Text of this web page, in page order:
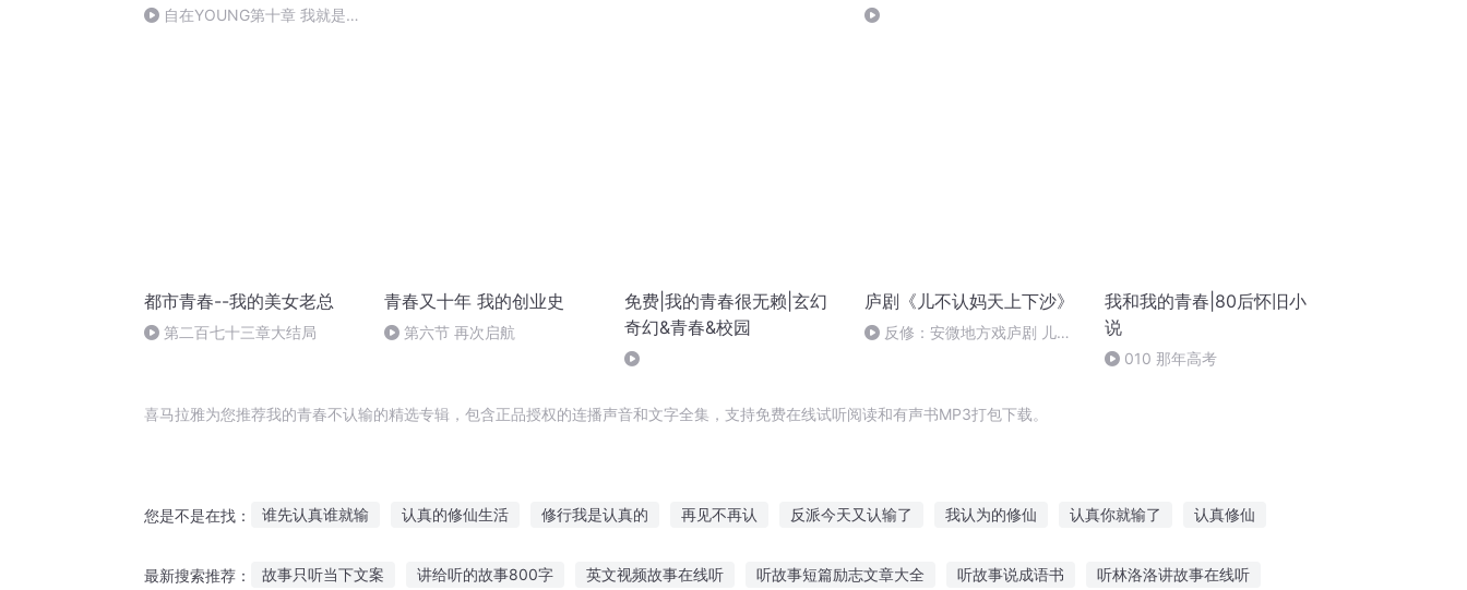
自在YOUNG第十章 我就是这
都市青春--我的美女老总
第二百七十三章大结局
青春又十年 我的创业史
第六节 再次启航
免费|我的青春很无赖|玄幻
奇幻&青春&校园
庐剧《儿不认妈天上下沙》
反修：安微地方戏庐剧 儿不
我和我的青春|80后怀旧小
说
010 那年高考
喜马拉雅为您推荐我的青春不认输的精选专辑，包含正品授权的连播声音和文字全集，支持免费在线试听阅读和有声书MP3打包下载。
您是不是在找： 谁先认真谁就输 认真的修仙生活 修行我是认真的 再见不再认 反派今天又认输了 我认为的修仙 认真你就输了 认真修仙
最新搜索推荐： 故事只听当下文案 讲给听的故事800字 英文视频故事在线听 听故事短篇励志文章大全 听故事说成语书 听林洛洛讲故事在线听